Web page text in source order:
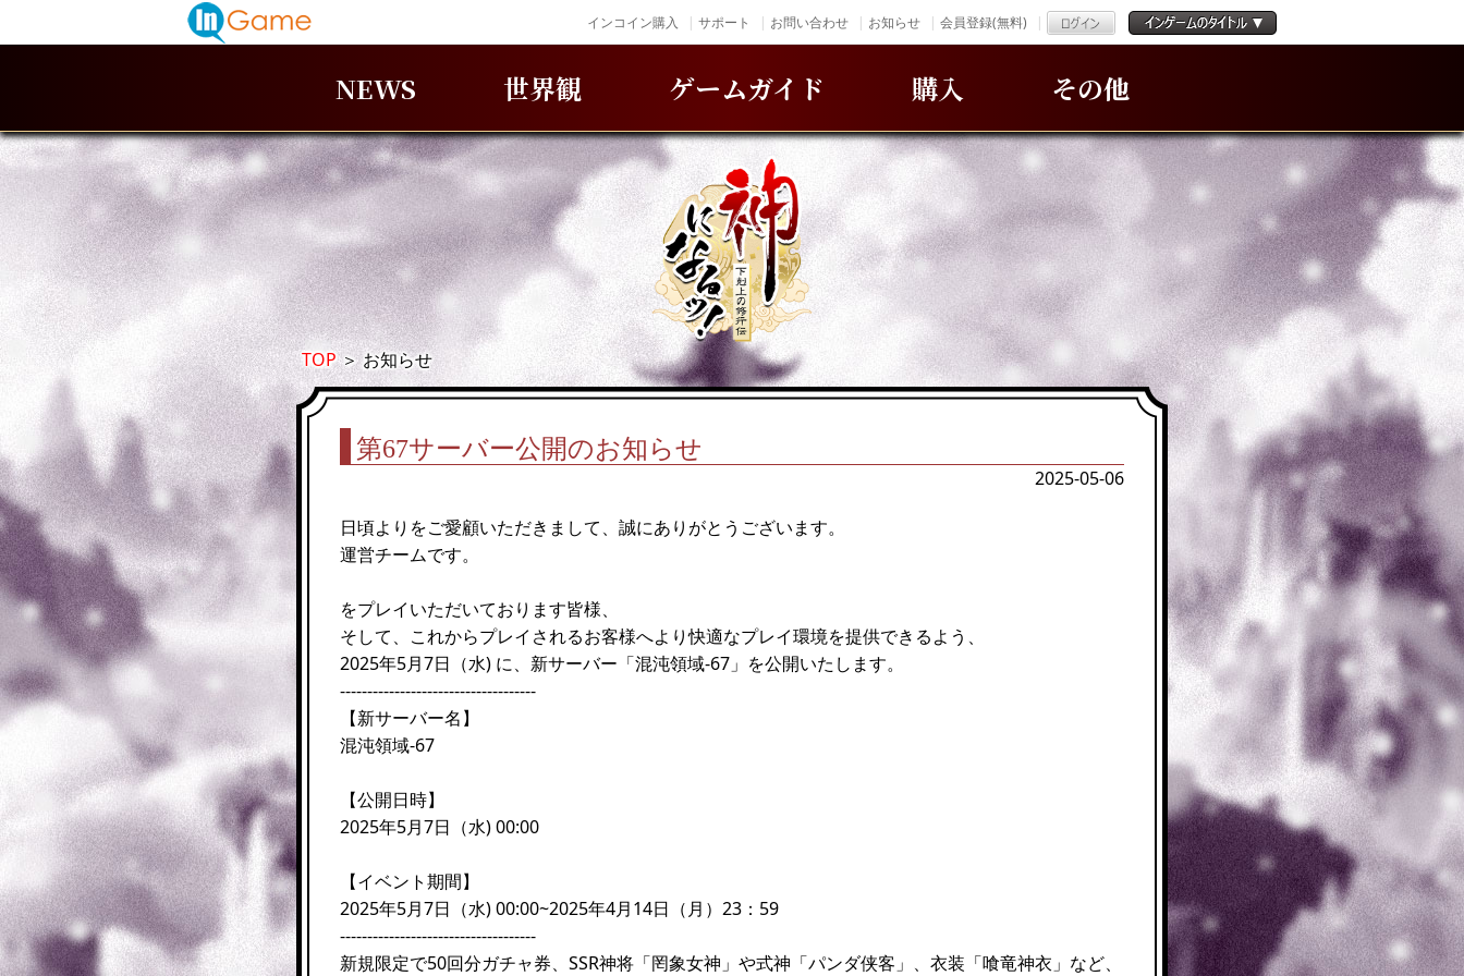
インコイン購入 サポート お問い合わせ お知らせ 会員登録(無料)
NEWS 世界観 ゲームガイド 購入 その他
TOP＞お知らせ
第67サーバー公開のお知らせ
2025-05-06
日頃よりをご愛顧いただきまして、誠にありがとうございます。
運営チームです。
をプレイいただいております皆様、
そして、これからプレイされるお客様へより快適なプレイ環境を提供できるよう、
2025年5月7日（水) に、新サーバー「混沌領域-67」を公開いたします。
------------------------------------
【新サーバー名】
混沌領域-67
【公開日時】
2025年5月7日（水) 00:00
【イベント期間】
2025年5月7日（水) 00:00~2025年4月14日（月）23：59
------------------------------------
新規限定で50回分ガチャ券、SSR神将「罔象女神」や式神「パンダ侠客」、衣装「喰竜神衣」など、